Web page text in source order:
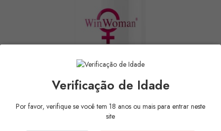
Verificação de Idade
Por favor, verifique se você tem 18 anos ou mais para entrar neste
site